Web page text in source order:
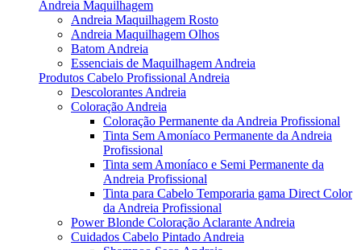
Andreia Maquilhagem
Andreia Maquilhagem Rosto
Andreia Maquilhagem Olhos
Batom Andreia
Essenciais de Maquilhagem Andreia
Produtos Cabelo Profissional Andreia
Descolorantes Andreia
Coloração Andreia
Coloração Permanente da Andreia Profissional
Tinta Sem Amoníaco Permanente da Andreia
Profissional
Tinta sem Amoníaco e Semi Permanente da
Andreia Profissional
Tinta para Cabelo Temporaria gama Direct Color
da Andreia Profissional
Power Blonde Coloração Aclarante Andreia
Cuidados Cabelo Pintado Andreia